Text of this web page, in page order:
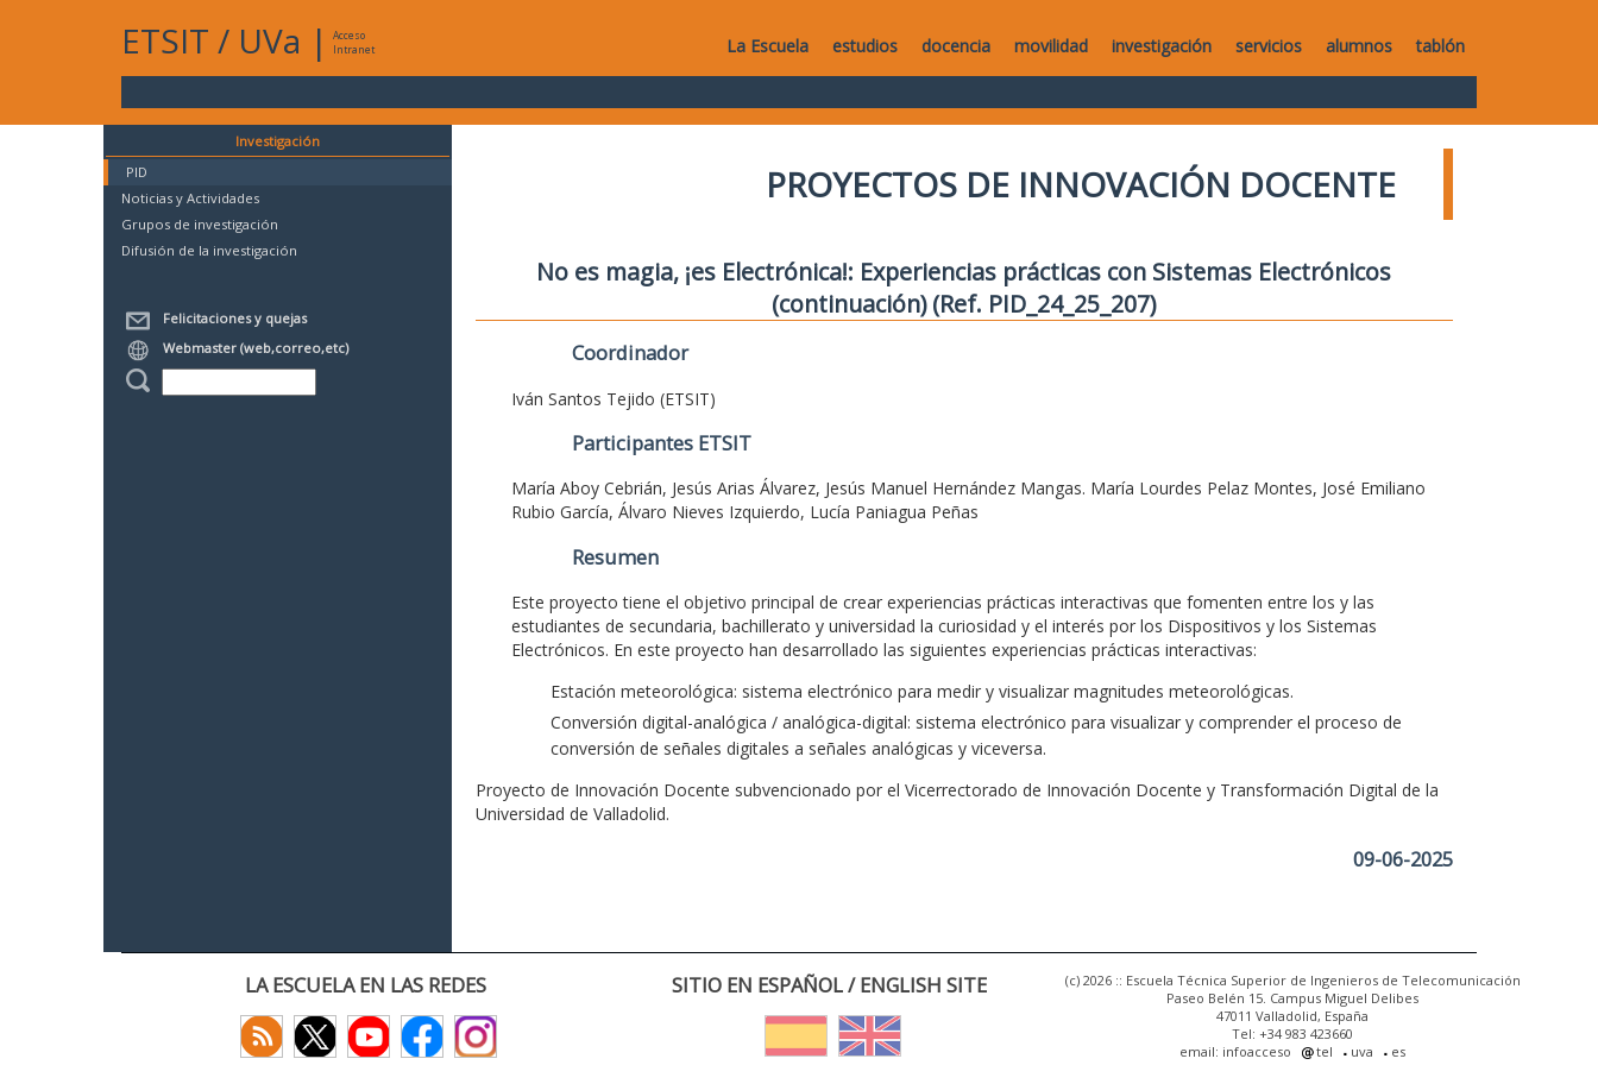
ETSIT / UVa |
Acceso
Intranet
La Escuela estudios docencia movilidad investigación servicios alumnos tablón
Investigación
PID
Noticias y Actividades
Grupos de investigación
Difusión de la investigación
Felicitaciones y quejas
Webmaster (web,correo,etc)
PROYECTOS DE INNOVACIÓN DOCENTE
No es magia, ¡es Electrónica!: Experiencias prácticas con Sistemas Electrónicos
(continuación) (Ref. PID_24_25_207)
Coordinador
Iván Santos Tejido (ETSIT)
Participantes ETSIT
María Aboy Cebrián, Jesús Arias Álvarez, Jesús Manuel Hernández Mangas. María Lourdes Pelaz Montes, José Emiliano
Rubio García, Álvaro Nieves Izquierdo, Lucía Paniagua Peñas
Resumen
Este proyecto tiene el objetivo principal de crear experiencias prácticas interactivas que fomenten entre los y las
estudiantes de secundaria, bachillerato y universidad la curiosidad y el interés por los Dispositivos y los Sistemas
Electrónicos. En este proyecto han desarrollado las siguientes experiencias prácticas interactivas:
Estación meteorológica: sistema electrónico para medir y visualizar magnitudes meteorológicas.
Conversión digital-analógica / analógica-digital: sistema electrónico para visualizar y comprender el proceso de
conversión de señales digitales a señales analógicas y viceversa.
Proyecto de Innovación Docente subvencionado por el Vicerrectorado de Innovación Docente y Transformación Digital de la
Universidad de Valladolid.
09-06-2025
LA ESCUELA EN LAS REDES SITIO EN ESPAÑOL / ENGLISH SITE
(c) 2026 :: Escuela Técnica Superior de Ingenieros de Telecomunicación
Paseo Belén 15. Campus Miguel Delibes
47011 Valladolid, España
Tel: +34 983 423660
email: infoacceso
tel uva es